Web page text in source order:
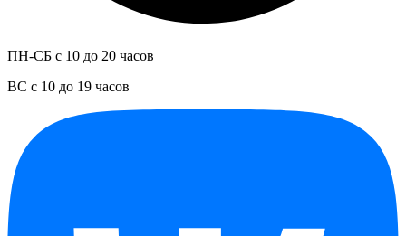
ПН-СБ с 10 до 20 часов
ВС с 10 до 19 часов